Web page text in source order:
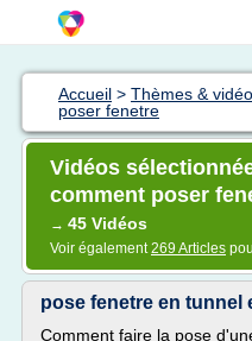
Accueil > Thèmes &
poser fenetre
Vidéos
comment poser
→ 45 Vidéos
Voir également269 Articles
pose fenetre en tunnel
Comment faire la pose